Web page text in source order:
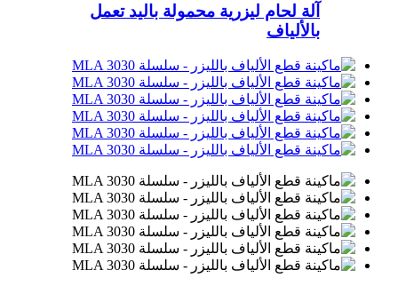
آلة لحام ليزرية محمولة باليد تعمل
بالألياف